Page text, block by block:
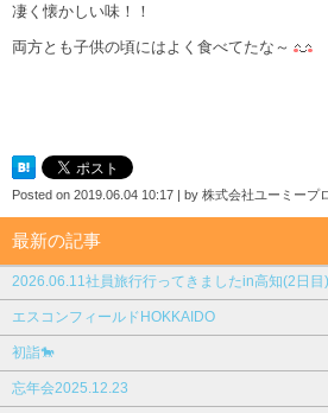
凄く懐かしい味！！
両方とも子供の頃にはよく食べてたな～
Posted on 2019.06.04 10:17 | by 株式会社ユーミープ
最新の記事
2026.06.11社員旅行行ってきましたin高知(2日目)
エスコンフィールドHOKKAIDO
初詣🐎
忘年会2025.12.23